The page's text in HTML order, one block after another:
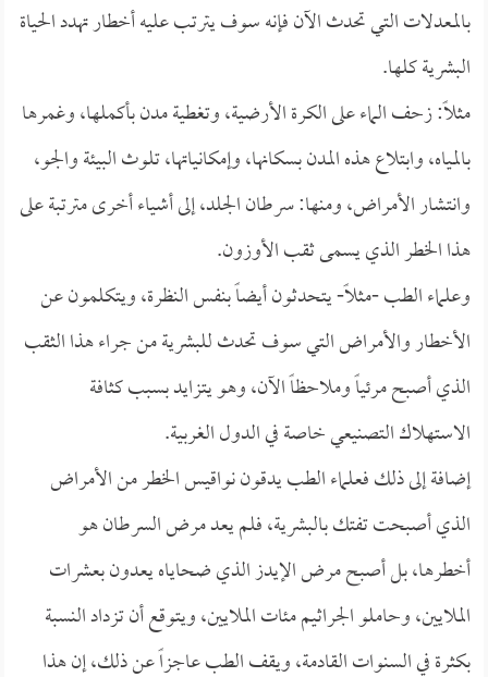
بالمعدلات التي تحدث الآن فإنه سوف يترتب عليه أخطار تهدد الحياة
البشرية كلها.
مثلاً: زحف الماء على الكرة الأرضية، وتغطية مدن بأكملها، وغمرها
بالمياه، وابتلاع هذه المدن بسكانها، وإمكانياتها، تلوث البيئة والجو،
وانتشار الأمراض، ومنها: سرطان الجلد، إلى أشياء أخرى مترتبة على
هذا الخطر الذي يسمى ثقب الأوزون.
وعلماء الطب -مثلاً- يتحدثون أيضاً بنفس النظرة، ويتكلمون عن
الأخطار والأمراض التي سوف تحدث للبشرية من جراء هذا الثقب
الذي أصبح مرئياً وملاحظاً الآن، وهو يتزايد بسبب كثافة
الاستهلاك التصنيعي خاصة في الدول الغربية.
إضافة إلى ذلك فعلماء الطب يدقون نواقيس الخطر من الأمراض
الذي أصبحت تفتك بالبشرية، فلم يعد مرض السرطان هو
أخطرها، بل أصبح مرض الإيدز الذي ضحاياه يعدون بعشرات
الملايين، وحاملو الجراثيم مئات الملايين، ويتوقع أن تزداد النسبة
بكثرة في السنوات القادمة، ويقف الطب عاجزاً عن ذلك، إن هذا